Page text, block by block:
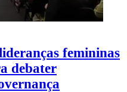
femininas
debater